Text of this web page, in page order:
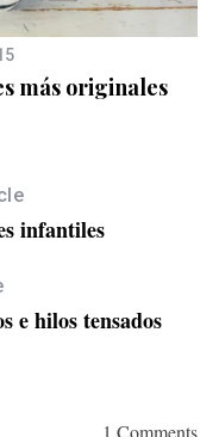
más originales
infantiles
e hilos tensados
1 Comments